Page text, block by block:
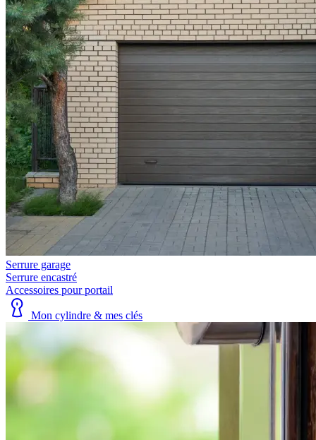
Serrure garage
Serrure encastré
Accessoires pour portail
Mon cylindre & mes clés